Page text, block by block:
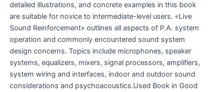
detailed illustrations, and concrete examples in this book
are suitable for novice to intermediate-level users. «Live
Sound Reinforcement» outlines all aspects of P.A. system
operation and commonly encountered sound system
design concerns. Topics include microphones, speaker
systems, equalizers, mixers, signal processors, amplifiers,
system wiring and interfaces, indoor and outdoor sound
considerations and psychoacoustics.Used Book in Good